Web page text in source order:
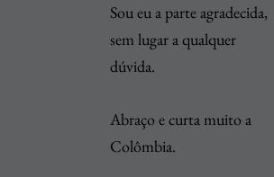
Sou eu a parte agradecida,
sem lugar a qualquer
dúvida.
Abraço e curta muito a
Colômbia.